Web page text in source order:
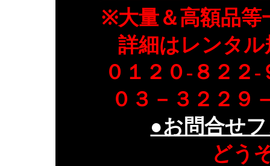
※大量＆高額品等
詳細はレンタ
０１２０-８２２
０３－３２２９
●お問合せ
どう